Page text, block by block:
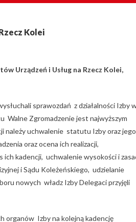
Kolei
Urządzeń i Usług na Rzecz Kolei,
sprawozdań z działalności Izby
Walne Zgromadzenie jest najwyższym
należy uchwalenie statutu Izby oraz jego
oraz ocena ich realizacji,
ich kadencji, uchwalenie wysokości i
i Sądu Koleżeńskiego, udzielanie
nowych władz Izby Delegaci przyjęli
organów Izby na kolejną kadencję